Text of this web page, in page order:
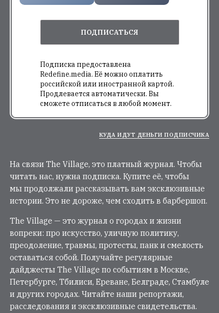
ПОДПИСАТЬСЯ
Подписка предоставлена
Redefine.media. Её можно оплатить
российской или иностранной картой.
Продлевается автоматически. Вы
сможете отписаться в любой момент.
КУДА ИДУТ ДЕНЬГИ ПОДПИСЧИКА
На связи The Village, это платный журнал. Чтобы
читать нас, нужна подписка. Купите её, чтобы
мы продолжали рассказывать вам эксклюзивные
истории. Это не дороже, чем сходить в барбершоп.
The Village — это журнал о городах и жизни
вопреки: про искусство, уличную политику,
преодоление, травмы, протесты, панк и смелость
оставаться собой. Получайте регулярные
дайджесты The Village по событиям в Москве,
Петербурге, Тбилиси, Ереване, Белграде, Стамбуле
и других городах. Читайте наши репортажи,
расследования и эксклюзивные свидетельства.